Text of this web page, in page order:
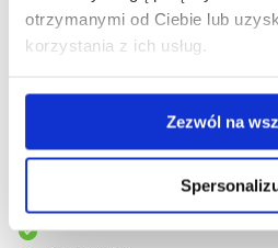
otrzymanymi od Ciebie lub
korzystania z ich usług.
Zezwól na
Opakowanie: Zastępcze